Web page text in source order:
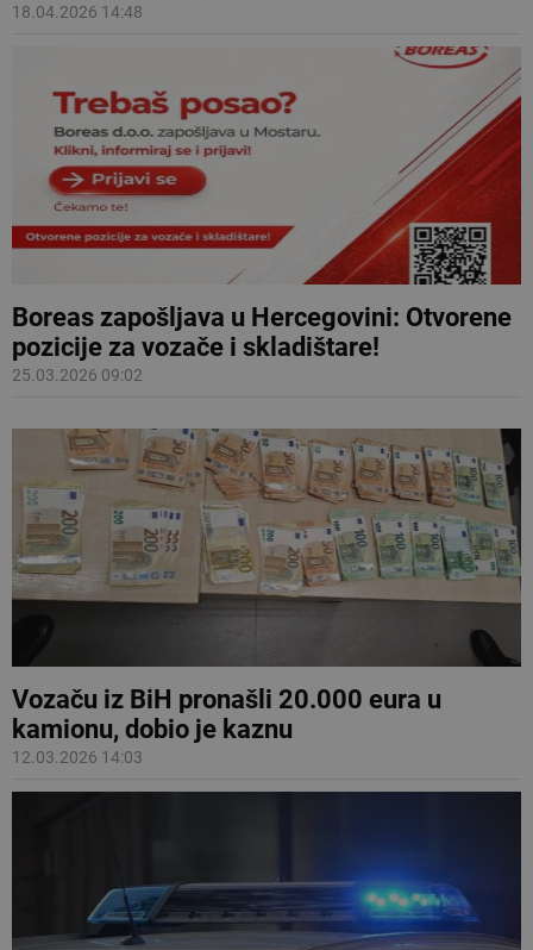
18.04.2026 14:48
Boreas zapošljava u Hercegovini: Otvorene
pozicije za vozače i skladištare!
25.03.2026 09:02
Vozaču iz BiH pronašli 20.000 eura u
kamionu, dobio je kaznu
12.03.2026 14:03